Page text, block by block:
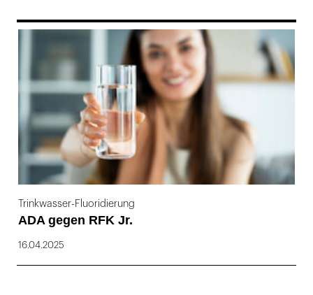
Trinkwasser-Fluoridierung
ADA gegen RFK Jr.
16.04.2025